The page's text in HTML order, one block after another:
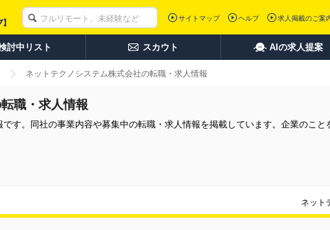
サイトマップ ヘルプ 求人掲載のご案
討中リスト スカウト AIの求人提案
ネットテクノシステム株式会社の転職・求人情報
職・求人情報
す。同社の事業内容や募集中の転職・求人情報を掲載しています。企業のこと
ネット